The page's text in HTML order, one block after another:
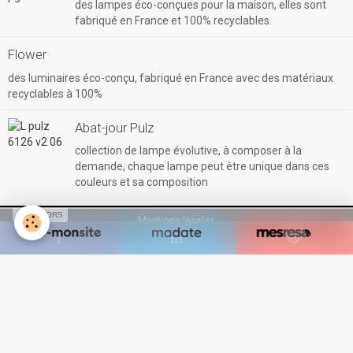
des lampes éco-conçues pour la maison, elles sont
fabriqué en France et 100% recyclables.
Flower
des luminaires éco-conçu, fabriqué en France avec des matériaux
recyclables à 100%
Abat-jour Pulz
collection de lampe évolutive, à composer à la
demande, chaque lampe peut être unique dans ces
couleurs et sa composition
Mentions légales
Gestion des cookies
SPONSORS